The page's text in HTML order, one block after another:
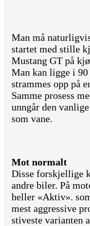
Man må
startet med stille
Mustang GT på
Man kan ligge i
strammes opp på
Samme prosess
unngår den
som vane.
Mot normalt
Disse forskjellige
andre biler. På
heller «Aktiv».
mest aggressive
stiveste varianten